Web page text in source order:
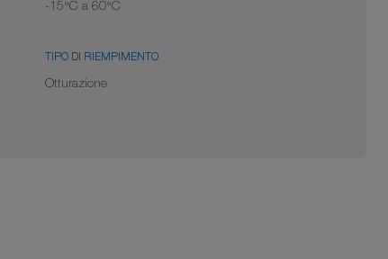
-15°C a 60°C
TIPO DI RIEMPIMENTO
Otturazione